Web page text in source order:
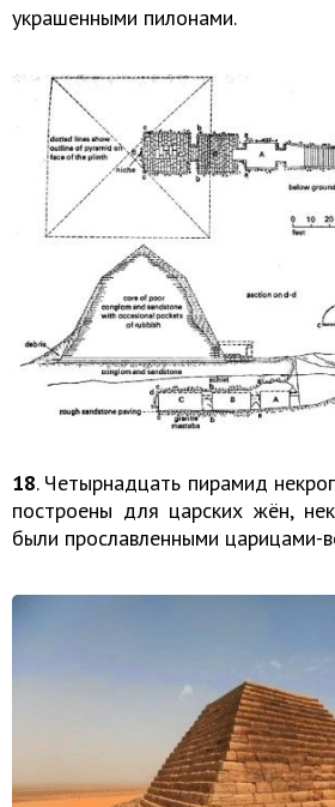
украшенными пилонами.
18. Четырнадцать пирамид
построены для царских жён,
были прославленными царицами-